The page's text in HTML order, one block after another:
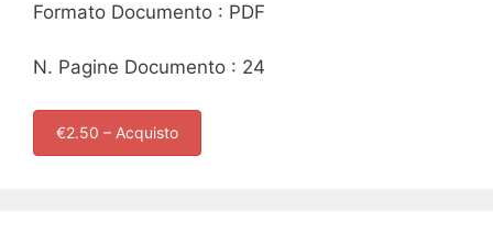
Formato Documento : PDF
N. Pagine Documento : 24
€2.50 – Acquisto